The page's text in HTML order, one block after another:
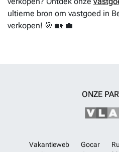
ultieme bron om vastgoed in
verkopen! 🎯 🏡 💼
ONZE
Vakantieweb Gocar